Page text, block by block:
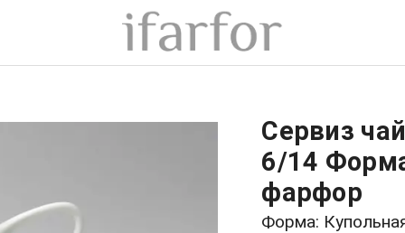
Сервиз
6/14
фарфор
Форма: